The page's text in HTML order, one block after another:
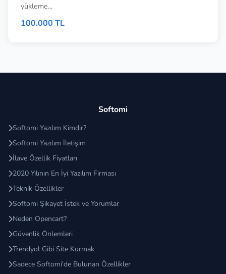
yükleme...
100.000 TL
Softomi
Softomi Yazılım Kimdir?
Softomi Yazılım İletişim
İlave Özellik Fiyatları
2020 Yılının En İyi Yazılım Firması
Teknik Özellikler
Softomi Şikayet İstek ve Yorumlar
Neden Opencart?
Güvenlik Önlemleri
Trendyol Gibi Site Kurmak
Sadece Softomi'de Bulunan Özellikler